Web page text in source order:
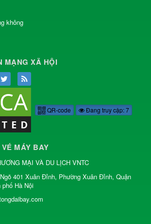
không
MẠNG XÃ HỘI
QR-code Đang truy cập: 7
MÁY BAY
MẠI VÀ DU LỊCH VNTC
401 Xuân Đỉnh, Phường Xuân Đỉnh, Quận
Hà Nội